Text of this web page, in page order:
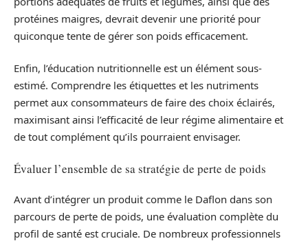
protéines maigres, devrait devenir une priorité pour
quiconque tente de gérer son poids efficacement.
Enfin, l’éducation nutritionnelle est un élément sous-
estimé. Comprendre les étiquettes et les nutriments
permet aux consommateurs de faire des choix éclairés,
maximisant ainsi l’efficacité de leur régime alimentaire et
de tout complément qu’ils pourraient envisager.
Évaluer l’ensemble de sa stratégie de perte de poids
Avant d’intégrer un produit comme le Daflon dans son
parcours de perte de poids, une évaluation complète du
profil de santé est cruciale. De nombreux professionnels